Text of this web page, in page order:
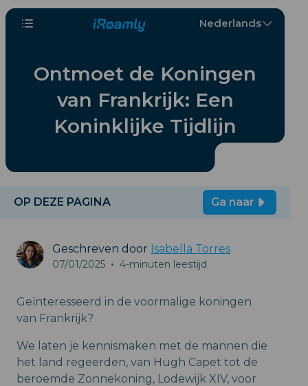
Nederlands
Ontmoet de Koningen
van Frankrijk: Een
Koninklijke Tijdlijn
OP DEZE PAGINA Ga naar
Geschreven door Isabella Torres
07/01/2025 • 4-minuten leestijd
Geïnteresseerd in de voormalige koningen
van Frankrijk?
We laten je kennismaken met de mannen die
het land regeerden, van Hugh Capet tot de
beroemde Zonnekoning, Lodewijk XIV, voor